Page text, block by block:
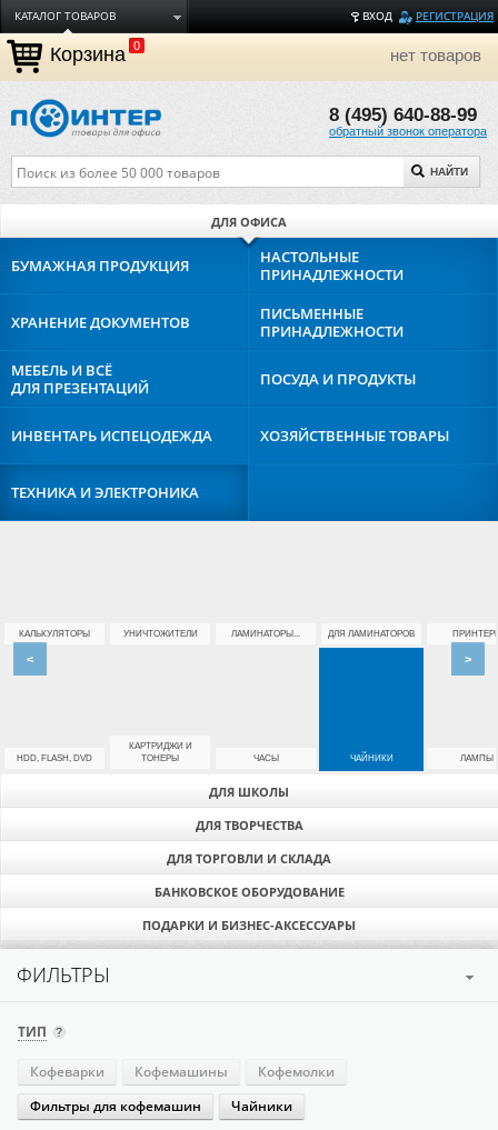
ВХОД РЕГИСТРАЦИЯ
КАТАЛОГ ТОВАРОВ
ДОСТАВКА
ОПЛАТА
ТОРГОВЫЕ МАРКИ
О КОМПАНИИ
Корзина 0 нет товаров
8 (495) 640-88-99
обратный звонок оператора
НАЙТИ
ДЛЯ ОФИСА
ДЛЯ ШКОЛЫ
ДЛЯ ТВОРЧЕСТВА
ДЛЯ ТОРГОВЛИ И СКЛАДА
БАНКОВСКОЕ ОБОРУДОВАНИЕ
ПОДАРКИ И БИЗНЕС-АКСЕССУАРЫ
БУМАЖНАЯ ПРОДУКЦИЯ
НАСТОЛЬНЫЕ
ПРИНАДЛЕЖНОСТИ
ХРАНЕНИЕДОКУМЕНТОВ
ПИСЬМЕННЫЕ
ПРИНАДЛЕЖНОСТИ
МЕБЕЛЬ И ВСЁ
ДЛЯ ПРЕЗЕНТАЦИЙ
ПОСУДА И ПРОДУКТЫ
ИНВЕНТАРЬ ИСПЕЦОДЕЖДА ХОЗЯЙСТВЕННЫЕТОВАРЫ
ТЕХНИКА ИЭЛЕКТРОНИКА
КАЛЬКУЛЯТОРЫ УНИЧТОЖИТЕЛИ ЛАМИНАТОРЫ... ДЛЯ ЛАМИНАТОРОВ
HDD, FLASH, DVD
КАРТРИДЖИ И
ТОНЕРЫ
ЧАСЫ ЧАЙНИКИ ЛАМПЫ
< >
ФИЛЬТРЫ
ТИП
Кофеварки Кофемашины
Кофемолки
Фильтры для кофемашин
Чайники